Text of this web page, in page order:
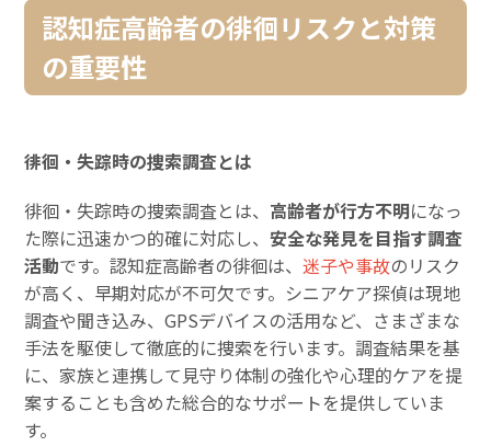
認知症高齢者の徘徊リスクと対策
の重要性
徘徊・失踪時の捜索調査とは
徘徊・失踪時の捜索調査とは、 高齢者が行方不明になっ
た際に迅速かつ的確に対応し、安全な発見を目指す調査
活動です。認知症高齢者の徘徊は、迷子や事故のリスク
が高く、早期対応が不可欠です。シニアケア探偵は現地
調査や聞き込み、GPSデバイスの活用など、さまざまな
手法を駆使して徹底的に捜索を行います。調査結果を基
に、家族と連携して見守り体制の強化や心理的ケアを提
案することも含めた総合的なサポートを提供していま
す。